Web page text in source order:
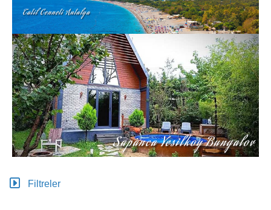
Filtreler